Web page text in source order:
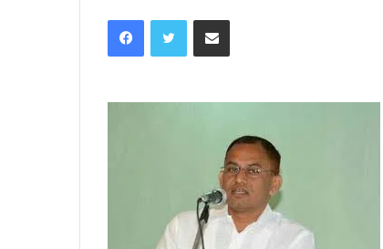
email
FacebookTwitter Share via Email